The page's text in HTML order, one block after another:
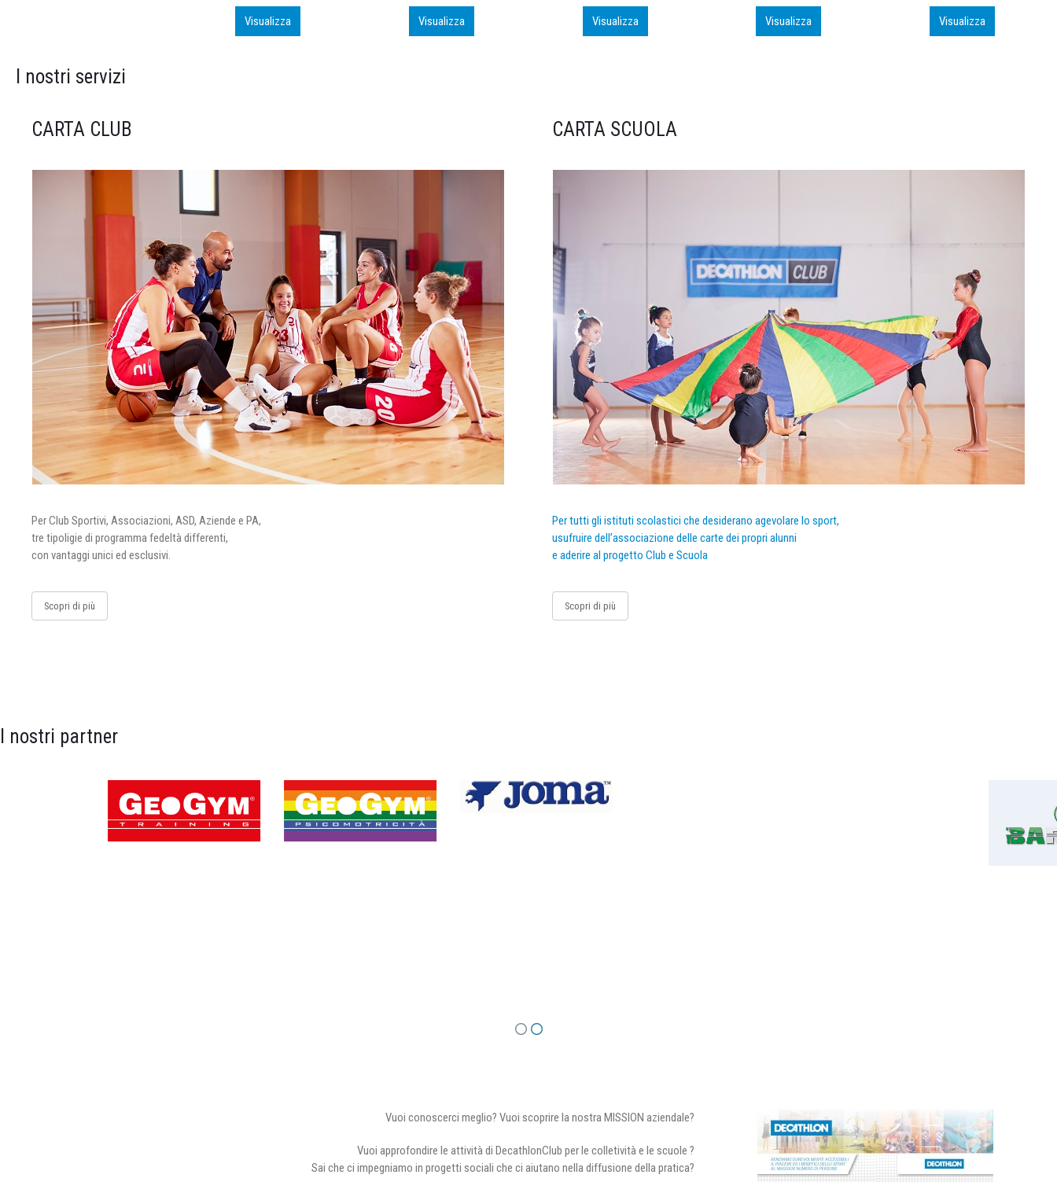
Visualizza Visualizza Visualizza Visualizza Visualizza
I nostri servizi
CARTA CLUB
Per Club Sportivi, Associazioni, ASD, Aziende e PA,
tre tipoligie di programma fedeltà differenti,
con vantaggi unici ed esclusivi.
Scopri di più
CARTA SCUOLA
Per tutti gli istituti scolastici che desiderano agevolare lo sport,
usufruire dell’associazione delle carte dei propri alunni
e aderire al progetto Club e Scuola
Scopri di più
I nostri partner
Vuoi conoscerci meglio? Vuoi scoprire la nostra MISSION aziendale?
Vuoi approfondire le attività di DecathlonClub per le colletività e le scuole ?
Sai che ci impegniamo in progetti sociali che ci aiutano nella diffusione della pratica?